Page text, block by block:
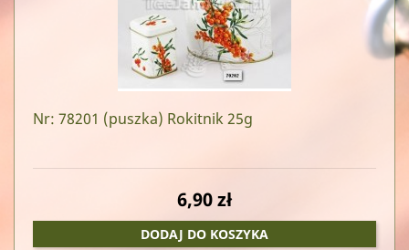
Nr: 78201 (puszka) Rokitnik 25g
6,90 zł
DODAJ DO KOSZYKA